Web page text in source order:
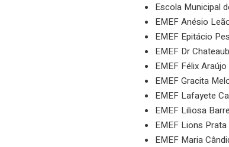
Escola Municipal
EMEF Anésio
EMEF Epitácio
EMEF Dr
EMEF Félix Araújo
EMEF Gracita
EMEF Lafayete
EMEF Liliosa
EMEF Lions Prata
EMEF Maria